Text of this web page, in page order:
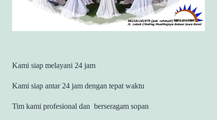
Kami siap melayani 24 jam
Kami siap antar 24 jam dengan tepat waktu
Tim kami profesional dan berseragam sopan